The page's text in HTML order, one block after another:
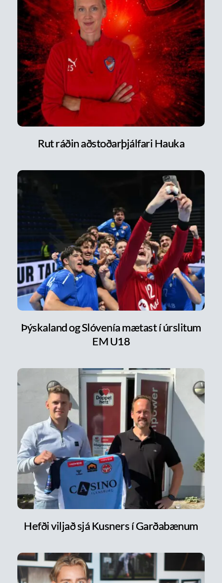
Rut ráðin aðstoðarþjálfari Hauka
Þýskaland og Slóvenía mætast í úrslitum
EM U18
Hefði viljað sjá Kusners í Garðabænum